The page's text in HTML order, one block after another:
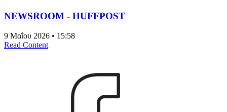
NEWSROOM - HUFFPOST
9 Μαΐου 2026 • 15:58
Read Content